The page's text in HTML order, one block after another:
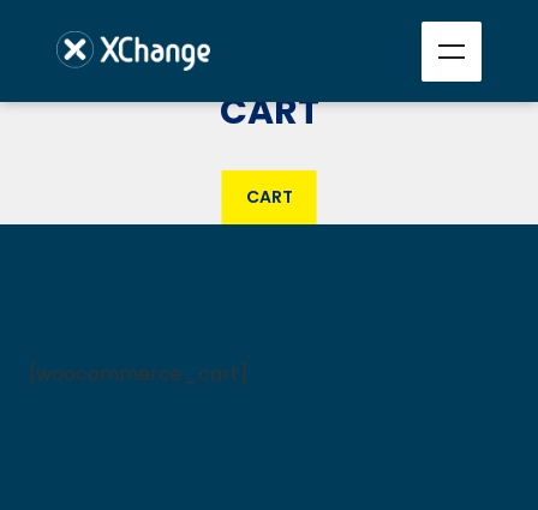
CART
CART
[woocommerce_cart]